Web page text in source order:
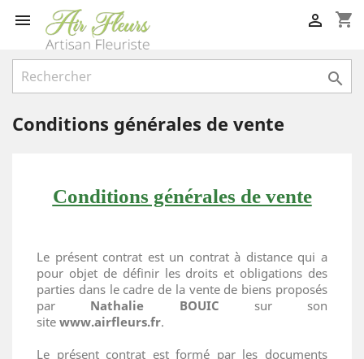
 shopping_cart


Conditions générales de vente
Conditions générales de vente
Le présent contrat est un contrat à distance qui a
pour objet de définir les droits et obligations des
parties dans le cadre de la vente de biens proposés
par Nathalie BOUIC sur son
site www.airfleurs.fr.
Le présent contrat est formé par les documents